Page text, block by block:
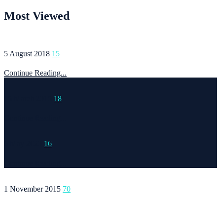
Most Viewed
5 August 2018 15
Continue Reading...
18
16
1 November 2015 70